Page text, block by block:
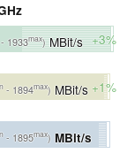
- 1933max)MBit/s +3%
- 1894max) MBit/s +1%
- 1895max) MBit/s